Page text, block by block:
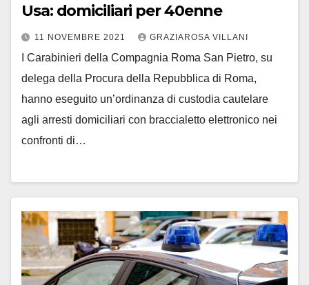
Usa: domiciliari per 40enne
11 NOVEMBRE 2021 GRAZIAROSA VILLANI
I Carabinieri della Compagnia Roma San Pietro, su
delega della Procura della Repubblica di Roma,
hanno eseguito un’ordinanza di custodia cautelare
agli arresti domiciliari con braccialetto elettronico nei
confronti di…